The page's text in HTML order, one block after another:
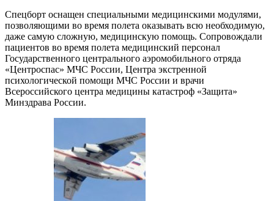
Спецборт оснащен специальными медицинскими модулями,
позволяющими во время полета оказывать всю необходимую,
даже самую сложную, медицинскую помощь. Сопровождали
пациентов во время полета медицинский персонал
Государственного центрального аэромобильного отряда
«Центроспас» МЧС России, Центра экстренной
психологической помощи МЧС России и врачи
Всероссийского центра медицины катастроф «Защита»
Минздрава России.